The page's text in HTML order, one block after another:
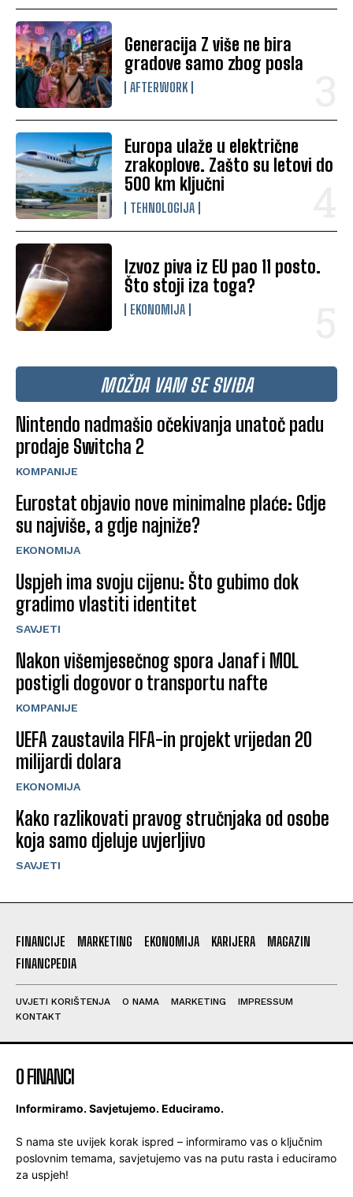
Generacija Z više ne bira
gradove samo zbog posla
AFTERWORK
Europa ulaže u električne
zrakoplove. Zašto su letovi do
500 km ključni
TEHNOLOGIJA
Izvoz piva iz EU pao 11 posto.
Što stoji iza toga?
EKONOMIJA
MOŽDA VAM SE SVIĐA
Nintendo nadmašio očekivanja unatoč padu
prodaje Switcha 2
KOMPANIJE
Eurostat objavio nove minimalne plaće: Gdje
su najviše, a gdje najniže?
EKONOMIJA
Uspjeh ima svoju cijenu: Što gubimo dok
gradimo vlastiti identitet
SAVJETI
Nakon višemjesečnog spora Janaf i MOL
postigli dogovor o transportu nafte
KOMPANIJE
UEFA zaustavila FIFA-in projekt vrijedan 20
milijardi dolara
EKONOMIJA
Kako razlikovati pravog stručnjaka od osobe
koja samo djeluje uvjerljivo
SAVJETI
FINANCIJE MARKETING EKONOMIJA KARIJERA
MAGAZIN
FINANCPEDIA
UVJETI KORIŠTENJA O NAMA MARKETING
IMPRESSUM
KONTAKT
O FINANCI
Informiramo. Savjetujemo. Educiramo.
S nama ste uvijek korak ispred – informiramo vas o ključnim
poslovnim temama, savjetujemo vas na putu rasta i educiramo
za uspjeh!